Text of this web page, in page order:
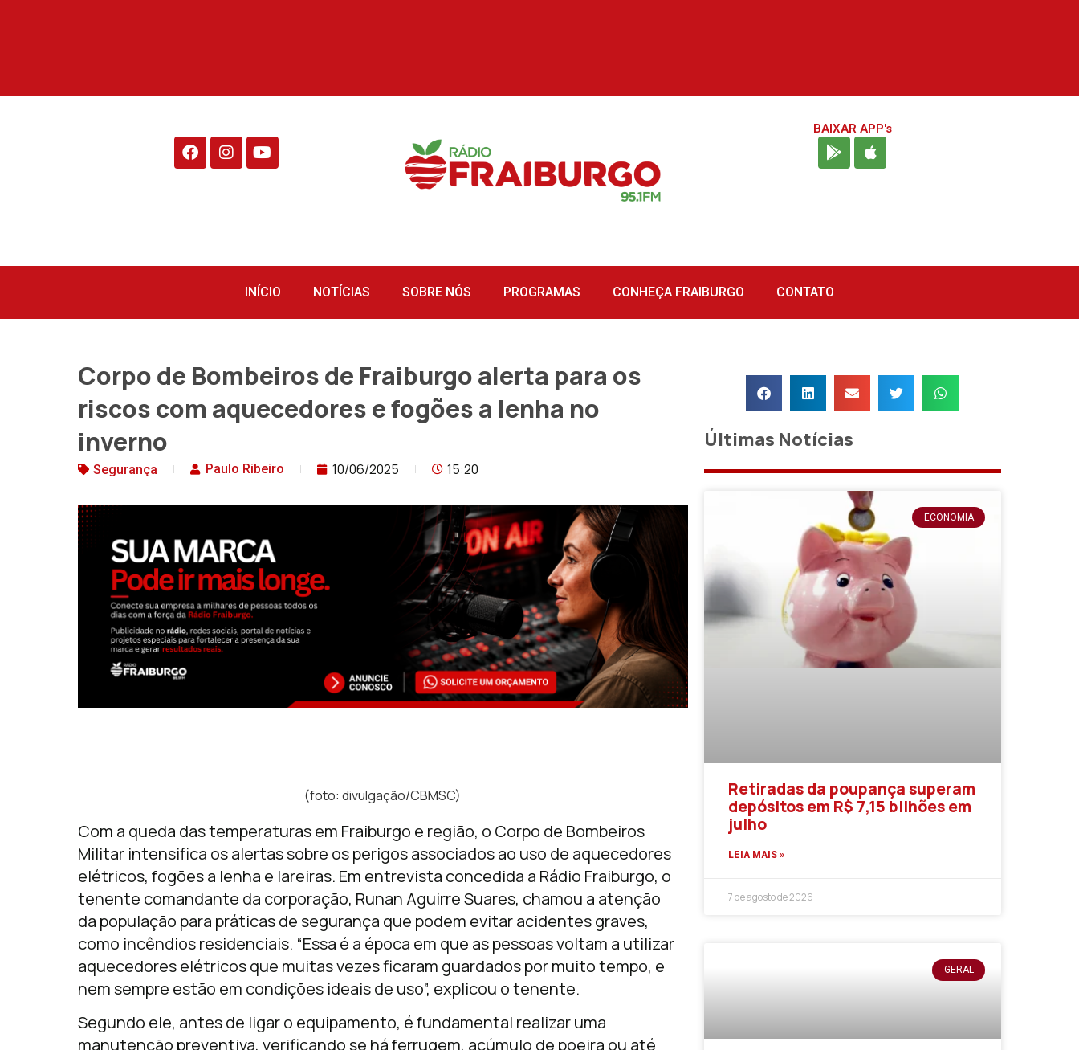
BAIXAR APP's
INÍCIO NOTÍCIAS SOBRE NÓS PROGRAMAS CONHEÇA FRAIBURGO CONTATO
Corpo de Bombeiros de Fraiburgo alerta para os
riscos com aquecedores e fogões a lenha no
inverno
Segurança Paulo Ribeiro 10/06/2025 15:20
(foto: divulgação/CBMSC)
Com a queda das temperaturas em Fraiburgo e região, o Corpo de Bombeiros
Militar intensifica os alertas sobre os perigos associados ao uso de aquecedores
elétricos, fogões a lenha e lareiras. Em entrevista concedida a Rádio Fraiburgo, o
tenente comandante da corporação, Runan Aguirre Suares, chamou a atenção
da população para práticas de segurança que podem evitar acidentes graves,
como incêndios residenciais. “Essa é a época em que as pessoas voltam a utilizar
aquecedores elétricos que muitas vezes ficaram guardados por muito tempo, e
nem sempre estão em condições ideais de uso”, explicou o tenente.
Segundo ele, antes de ligar o equipamento, é fundamental realizar uma
manutenção preventiva, verificando se há ferrugem, acúmulo de poeira ou até
Últimas Notícias
ECONOMIA
Retiradas da poupança superam
depósitos em R$ 7,15 bilhões em
julho
LEIA MAIS »
7 de agosto de 2026
GERAL